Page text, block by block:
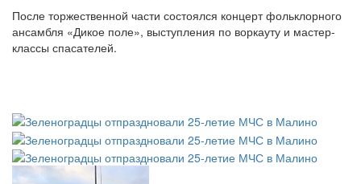
После торжественной части состоялся концерт фольклорного
ансамбля «Дикое поле», выступления по воркауту и мастер-
классы спасателей.